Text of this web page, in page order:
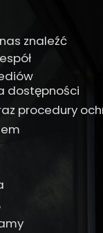
znaleźć
dostępności
procedury